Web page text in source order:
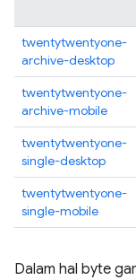
twentytwentyone-
archive-desktop
twentytwentyone-
archive-mobile
twentytwentyone-
single-desktop
twentytwentyone-
single-mobile
Dalam hal byte